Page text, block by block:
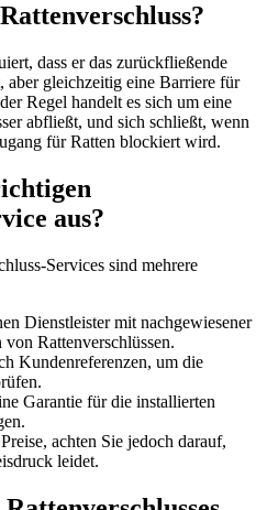
dass er das zurückfließende
aber gleichzeitig eine Barriere für
Regel handelt es sich um eine
abfließt, und sich schließt, wenn
für Ratten blockiert wird.
aus?
Services sind mehrere
Dienstleister mit nachgewiesener
Rattenverschlüssen.
Kundenreferenzen, um die
Garantie für die installierten
achten Sie jedoch darauf,
leidet.